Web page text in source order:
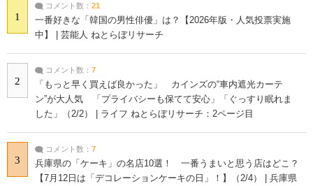
1
コメント数： 21
一番好きな「韓国の男性俳優」は？【2026年版・人気投票実施
中】 | 芸能人 ねとらぼリサーチ
2
コメント数： 7
「もっと早く買えば良かった」 カインズの“車内遮光カーテ
ン”が大人気 「プライバシーも保てて安心」「ぐっすり眠れま
した」（2/2） | ライフ ねとらぼリサーチ：2ページ目
3
コメント数： 7
兵庫県の「ケーキ」の名店10選！ 一番うまいと思う店はどこ？
【7月12日は「デコレーションケーキの日」！】（2/4） | 兵庫県